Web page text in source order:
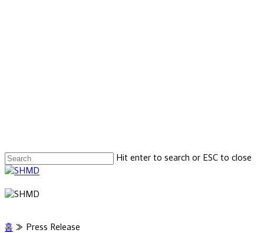
Hit enter to search or ESC to close
Close
홈 » Press Release